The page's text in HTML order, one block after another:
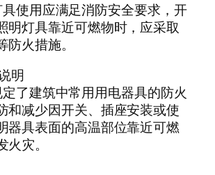
具使用应满足消防安全要求，开
明灯具靠近可燃物时，应采取
火措施。
明
定了建筑中常用用电器具的防火
和减少因开关、插座安装或使
器具表面的高温部位靠近可燃
灾。